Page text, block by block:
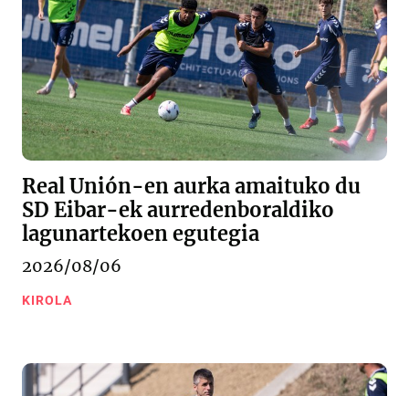
Real Unión-en aurka amaituko du
SD Eibar-ek aurredenboraldiko
lagunartekoen egutegia
2026/08/06
KIROLA